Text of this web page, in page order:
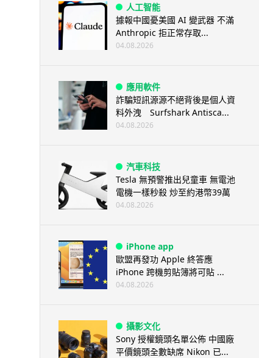
人工智能
據報中國憂美國 AI 變武器 不滿
Anthropic 拒正常存取...
04.08.2026
應用軟件
詐騙短訊源源不絕背後是個人資
料外洩 Surfshark Antisca...
04.08.2026
汽車科技
Tesla 無預警推出兒童車 無電池
電機一樣秒殺 炒至約港幣39萬
04.08.2026
iPhone app
歐盟再發功 Apple 終答應
iPhone 跨機剪貼簿將可貼 ...
04.08.2026
攝影文化
Sony 授權鏡頭名單公佈 中國廠
平價鏡頭全數缺席 Nikon 已...